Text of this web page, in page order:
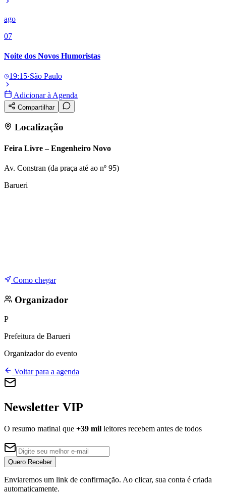
ago
07
Noite dos Novos Humoristas
19:15·São Paulo
Adicionar à Agenda
Compartilhar
Localização
Feira Livre – Engenheiro Novo
Av. Constran (da praça até ao nº 95)
Barueri
Como chegar
Organizador
P
Prefeitura de Barueri
Organizador do evento
Voltar para a agenda
Newsletter VIP
O resumo matinal que +39 mil leitores recebem antes de todos
Quero Receber
Enviaremos um link de confirmação. Ao clicar, sua conta é criada
automaticamente.